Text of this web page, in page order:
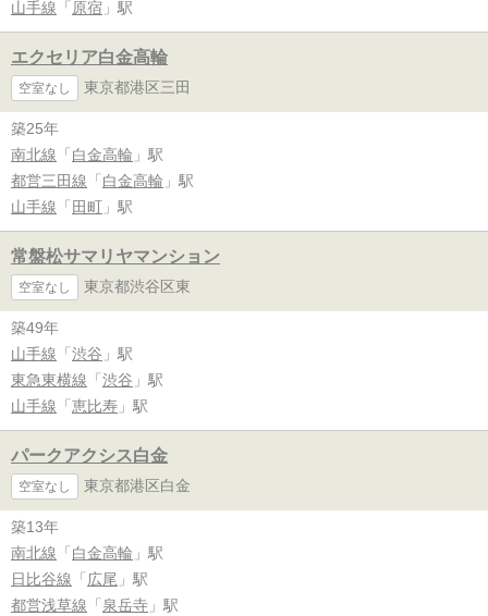
山手線 「 原宿 」駅
エクセリア白金高輪
空室なし 東京都港区三田
築25年
南北線 「 白金高輪 」駅
都営三田線 「 白金高輪 」駅
山手線 「 田町 」駅
常盤松サマリヤマンション
空室なし 東京都渋谷区東
築49年
山手線 「 渋谷 」駅
東急東横線 「 渋谷 」駅
山手線 「 恵比寿 」駅
パークアクシス白金
空室なし 東京都港区白金
築13年
南北線 「 白金高輪 」駅
日比谷線 「 広尾 」駅
都営浅草線 「 泉岳寺 」駅